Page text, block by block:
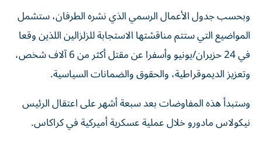
وبحسب جدول الأعمال الرسمي الذي نشره الطرفان، ستشمل
المواضيع التي ستتم مناقشتها الاستجابة للزلزالين اللذين وقعا
في 24 حزيران/يونيو وأسفرا عن مقتل أكثر من 6 آلاف شخص،
وتعزيز الديموقراطية، والحقوق والضمانات السياسية.
وستبدأ هذه المفاوضات بعد سبعة أشهر على اعتقال الرئيس
نيكولاس مادورو خلال عملية عسكرية أميركية في كراكاس.